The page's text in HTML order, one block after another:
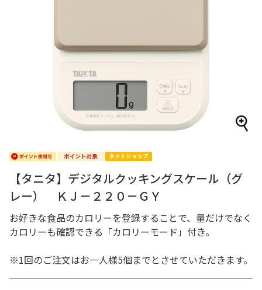
【タニタ】デジタルクッキングスケール（グ
レー） ＫＪ－２２０－ＧＹ
お好きな食品のカロリーを登録することで、量だけでなく
カロリーも確認できる「カロリーモード」付き。
※1回のご注文はお一人様5個までとさせていただきます。